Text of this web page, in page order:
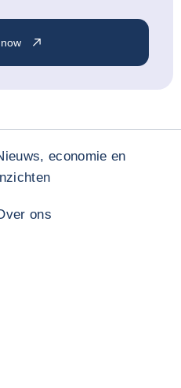
economie en
ons